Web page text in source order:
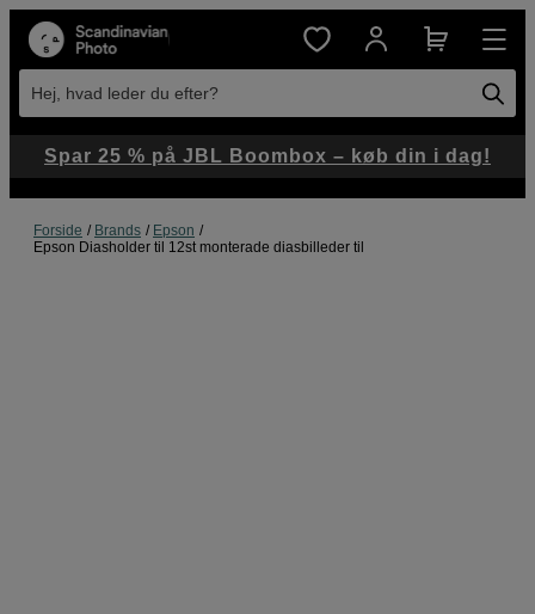
Hej, hvad leder du efter?
Forside Brands
Epson
Epson Diasholder til 12st monterade diasbilleder til
Spar 25 % på JBL Boombox – køb din i dag!